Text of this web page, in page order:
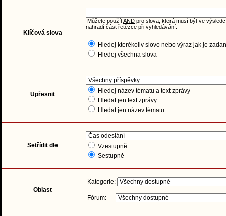
Klíčová slova
Můžete použítAND pro slova, která musí být ve
nahradí část řetězce při vyhledávání.
Hledej kterékoliv slovo nebo výraz jak je
Hledej všechna slova
Upřesnit
Hledej název tématu a text zprávy
Hledat jen text zprávy
Hledat jen název tématu
Setřídit dle
Vzestupně
Sestupně
Oblast
Kategorie:
Fórum: